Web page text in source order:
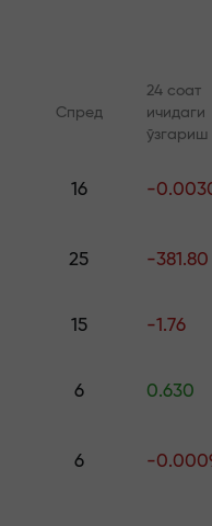
қийматдаги
—
Спред
24 соат
ичидаги
ўзгариш
16 -
25 -381.80
15 -1.76
6 0.630
6 -
FX.CO